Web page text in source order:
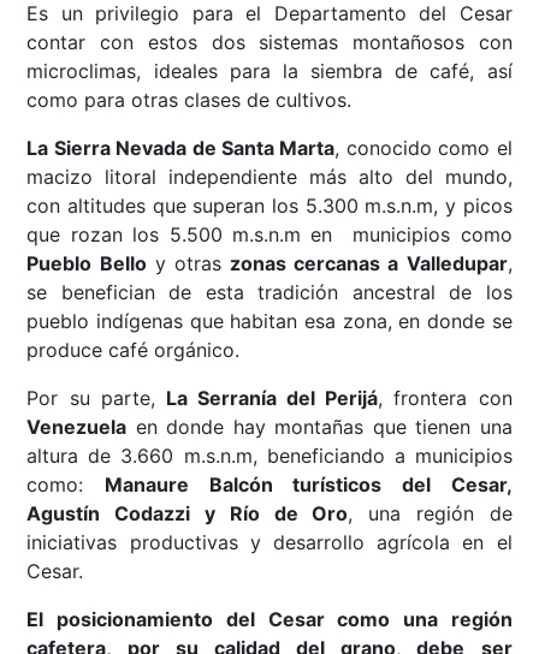
Es un privilegio para el Departamento del Cesar
contar con estos dos sistemas montañosos con
microclimas, ideales para la siembra de café, así
como para otras clases de cultivos.
La Sierra Nevada de Santa Marta, conocido como el
macizo litoral independiente más alto del mundo,
con altitudes que superan los 5.300 m.s.n.m, y picos
que rozan los 5.500 m.s.n.m en municipios como
Pueblo Belloy otras zonas cercanas a Valledupar,
se benefician de esta tradición ancestral de los
pueblo indígenas que habitan esa zona, en donde se
produce café orgánico.
Por su parte, La Serranía del Perijá, frontera con
Venezuela en donde hay montañas que tienen una
altura de 3.660 m.s.n.m, beneficiando a municipios
como: Manaure Balcón turísticos del Cesar,
Agustín Codazzi y Río de Oro, una región de
iniciativas productivas y desarrollo agrícola en el
Cesar.
El posicionamiento del Cesar como una región
cafetera, por su calidad del grano, debe ser